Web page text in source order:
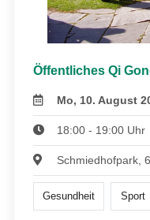
Öffentliches Qi
Mo, 10. August
18:00 - 19:00 Uhr
Schmiedhofpark,
Gesundheit Sport